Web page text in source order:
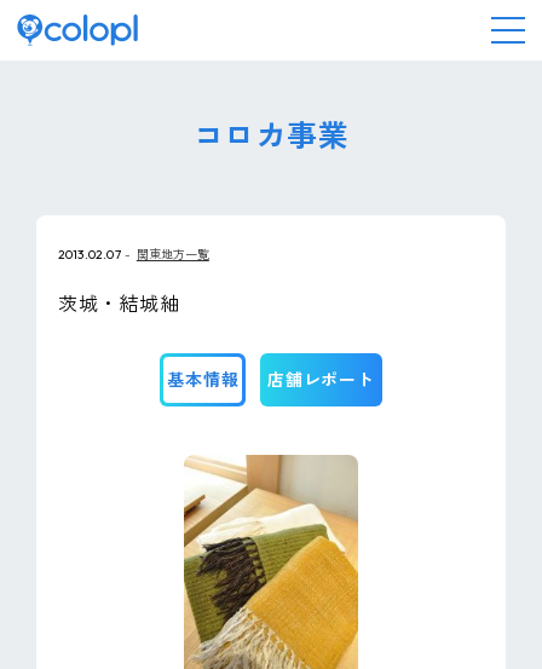
コロカ事業
2013.02.07 関東地方一覧
茨城・結城紬
基本情報 店舗レポート